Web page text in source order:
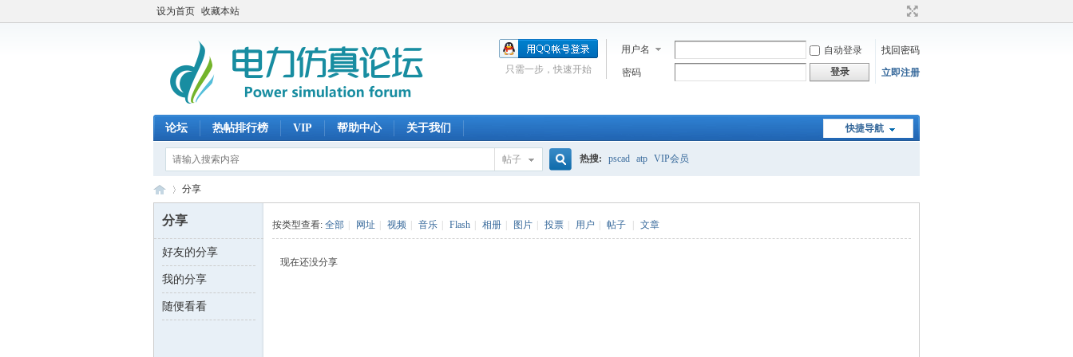
设为首页 收藏本站
用户名 自动登录
找回密码
密码
登录 立即注册
只需一步，快速开始
快捷导航
论坛 热帖排行榜 VIP 帮助中心 关于我们
帖子 热搜: pscad atp VIP会员
电 ›
分享
分享
好友的分享
我的分享
随便看看
按类型查看: 全部 网址 视频 音乐 Flash 相册 图片 投票 用户 帖子 文章
现在还没分享